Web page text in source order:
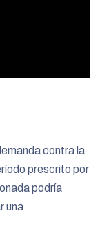
contra la
prescrito por
podría
una